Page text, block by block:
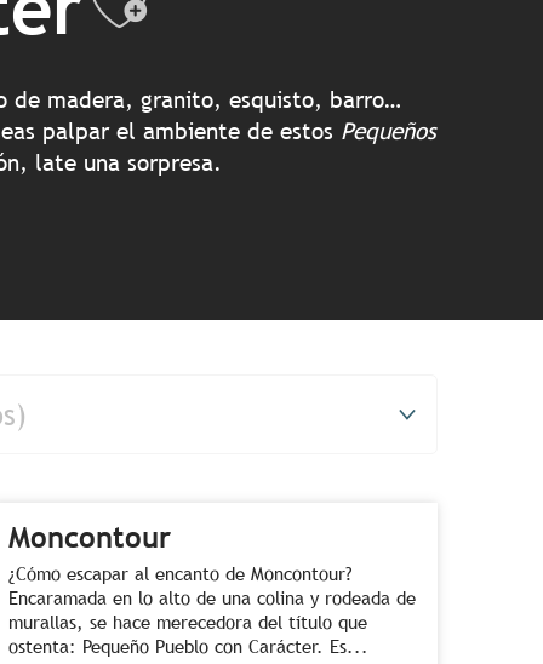
de madera, granito, esquisto, barro…
palpar el ambiente de estos Pequeños
late una sorpresa.
Moncontour
¿Cómo escapar al encanto de Moncontour?
Encaramada en lo alto de una colina y rodeada de
murallas, se hace merecedora del título que
ostenta: Pequeño Pueblo con Carácter. Es...